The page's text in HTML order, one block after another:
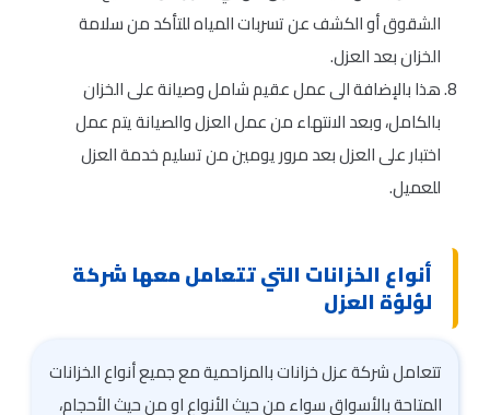
الشقوق أو الكشف عن تسربات المياه للتأكد من سلامة
الخزان بعد العزل.
هذا بالإضافة الى عمل عقيم شامل وصيانة على الخزان
بالكامل، وبعد الانتهاء من عمل العزل والصيانة يتم عمل
اختبار على العزل بعد مرور يومين من تسليم خدمة العزل
للعميل.
أنواع الخزانات التي تتعامل معها شركة
لؤلؤة العزل
تتعامل شركة عزل خزانات بالمزاحمية مع جميع أنواع الخزانات
المتاحة بالأسواق سواء من حيث الأنواع او من حيث الأحجام،